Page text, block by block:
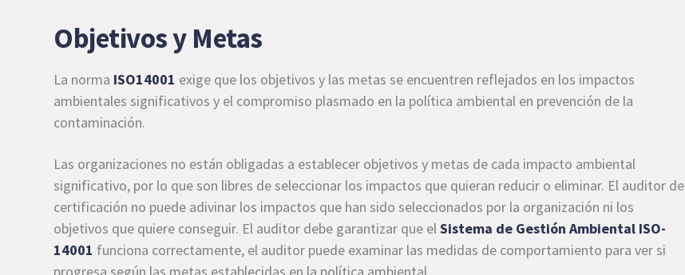
Objetivos y Metas
La norma ISO14001 exige que los objetivos y las metas se encuentren reflejados en los impactos
ambientales significativos y el compromiso plasmado en la política ambiental en prevención de la
contaminación.
Las organizaciones no están obligadas a establecer objetivos y metas de cada impacto ambiental
significativo, por lo que son libres de seleccionar los impactos que quieran reducir o eliminar. El auditor de
certificación no puede adivinar los impactos que han sido seleccionados por la organización ni los
objetivos que quiere conseguir. El auditor debe garantizar que elSistema de Gestión Ambiental ISO-
14001 funciona correctamente, el auditor puede examinar las medidas de comportamiento para ver si